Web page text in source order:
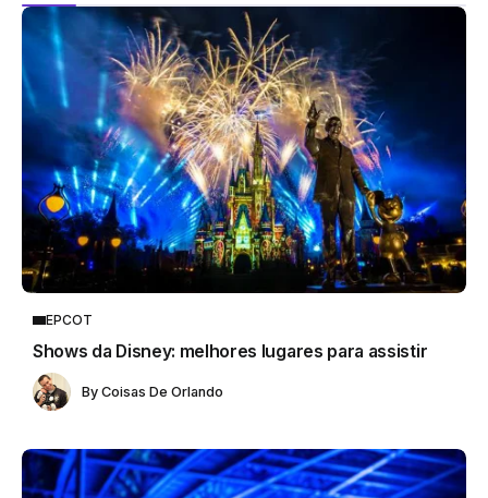
EPCOT
Shows da Disney: melhores lugares para assistir
By Coisas De Orlando